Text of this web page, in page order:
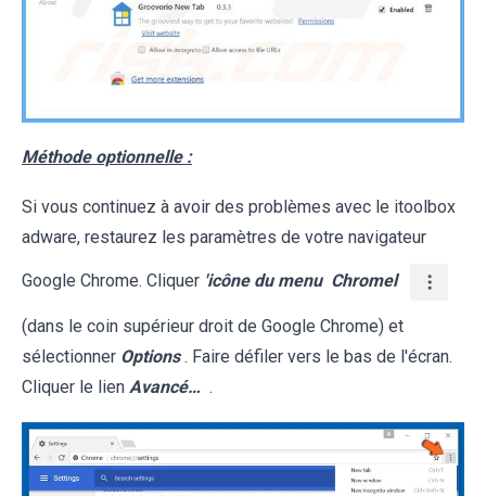
Méthode optionnelle :
Si vous continuez à avoir des problèmes avec le itoolbox
adware, restaurez les paramètres de votre navigateur
Google Chrome. Cliquer 'icône du menu Chromel
(dans le coin supérieur droit de Google Chrome) et
sélectionner Options . Faire défiler vers le bas de l'écran.
Cliquer le lien Avancé… .